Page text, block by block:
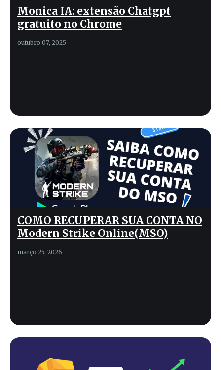
Monica IA: extensão Chatgpt
gratuito no Chrome
outubro 07, 2025
COMO RECUPERAR SUA CONTA NO
Modern Strike Online(MSO)
março 25, 2026